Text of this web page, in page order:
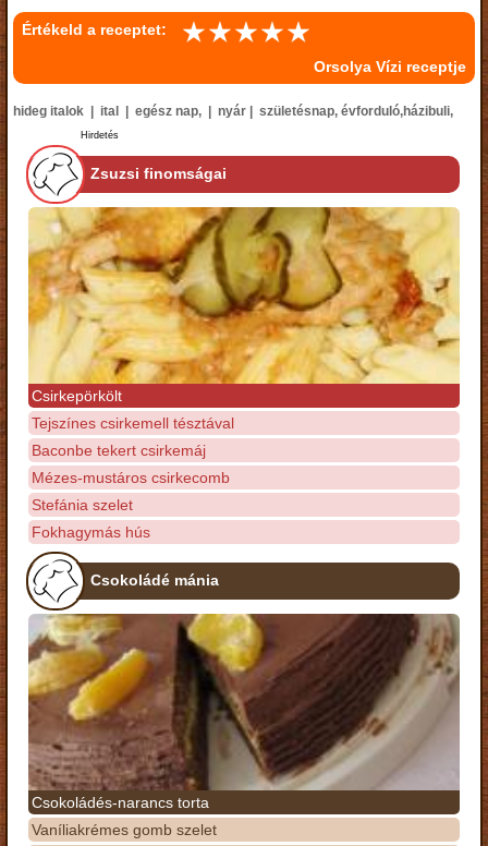
Értékeld a receptet:
Orsolya Vízi receptje
hideg italok | ital | egész nap, | nyár | születésnap, évforduló,házibuli,
Hirdetés
Zsuzsi finomságai
Csirkepörkölt
Tejszínes csirkemell tésztával
Baconbe tekert csirkemáj
Mézes-mustáros csirkecomb
Stefánia szelet
Fokhagymás hús
Csokoládé mánia
Csokoládés-narancs torta
Vaníliakrémes gomb szelet